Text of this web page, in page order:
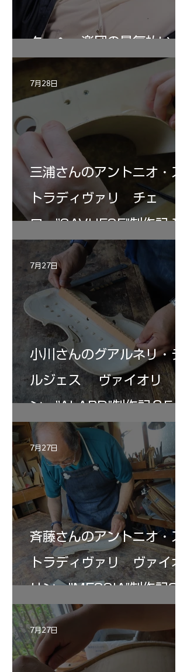
ターヘー楽団の暑気払い
三浦さんのアントニオ・ス
トラディヴァリ チェ
ロ ”SAVUESE"制作記１2
7月28日
小川さんのグアルネリ・デ
ルジェス ヴァイオリ
ン ”ALARD"制作記３5
7月27日
斉藤さんのアントニオ・ス
トラディヴァリ ヴァイオ
リン ”MESSIA"制作記33
7月27日
7月27日